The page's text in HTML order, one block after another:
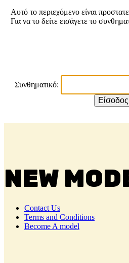
Αυτό το περιεχόμενο είναι
Για να το δείτε εισάγετε το
Συνθηματικό:
NEW
Contact Us
Terms and Conditions
Become A model